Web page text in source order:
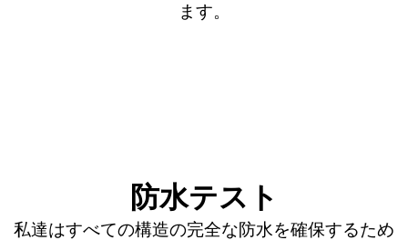
ます。
防水テスト
私達はすべての構造の完全な防水を確保するため